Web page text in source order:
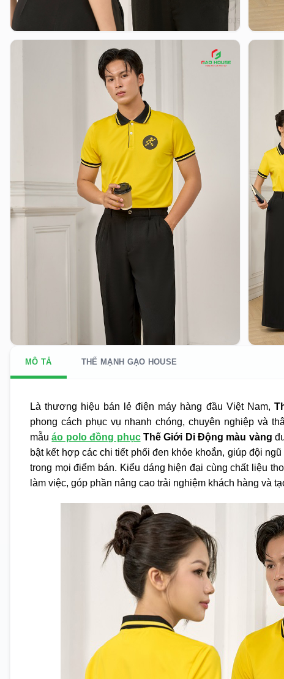
MÔ TẢ THẾ MẠNH GẠO HOUSE
Là thương hiệu bán lẻ điện máy hàng đầu Việt Nam,
phong cách phục vụ nhanh chóng, chuyên nghiệp và
mẫuáo polo đồng phụcThế Giới Di Động màu vàng
bật kết hợp các chi tiết phối đen khỏe khoắn, giúp đội
trong mọi điểm bán. Kiểu dáng hiện đại cùng chất liệu
làm việc, góp phần nâng cao trải nghiệm khách hàng và